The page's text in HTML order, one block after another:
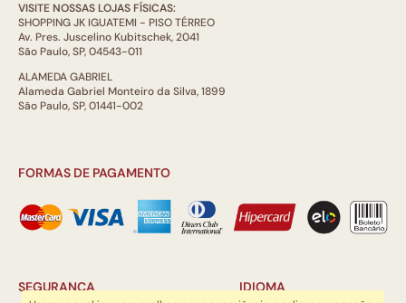
VISITE NOSSAS LOJAS FÍSICAS:
SHOPPING JK IGUATEMI - PISO TÉRREO
Av. Pres. Juscelino Kubitschek, 2041
São Paulo, SP, 04543-011
ALAMEDA GABRIEL
Alameda Gabriel Monteiro da Silva, 1899
São Paulo, SP, 01441-002
FORMAS DE PAGAMENTO
SEGURANÇA IDIOMA